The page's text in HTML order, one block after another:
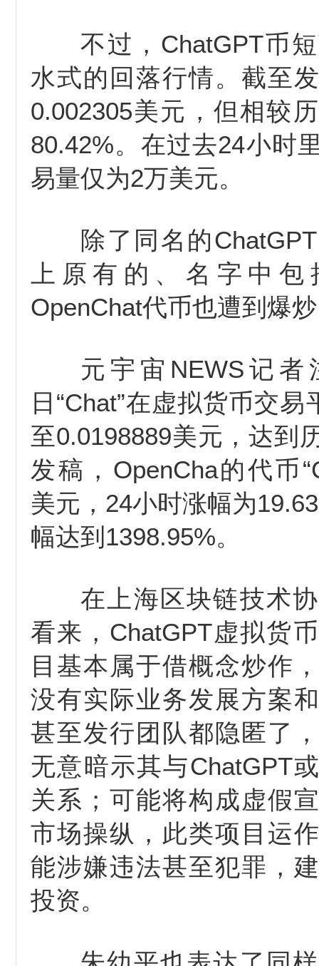
不过，ChatGPT币
水式的回落行情。截至
0.002305美元，但相较
80.42%。在过去24小时
易量仅为2万美元。
除了同名的
上原有的、名字中包
OpenChat代币也遭到爆
元宇宙NEWS记
日“Chat”在虚拟货币交易
至0.0198889美元，达到
发稿，OpenCha的代币
美元，24小时涨幅为
幅达到1398.95%。
在上海区块链技术
看来，ChatGPT虚拟货
目基本属于借概念炒作
没有实际业务发展方案
甚至发行团队都隐匿了
无意暗示其与ChatGPT
关系；可能将构成虚假
市场操纵，此类项目运
能涉嫌违法甚至犯罪，
投资。